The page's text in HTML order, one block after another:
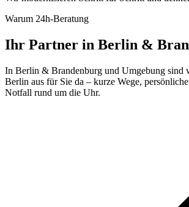
Warum 24h-Beratung
Ihr Partner in Berlin &
In Berlin & Brandenburg und Umgebung sind
Berlin aus für Sie da – kurze Wege,
Notfall rund um die Uhr.